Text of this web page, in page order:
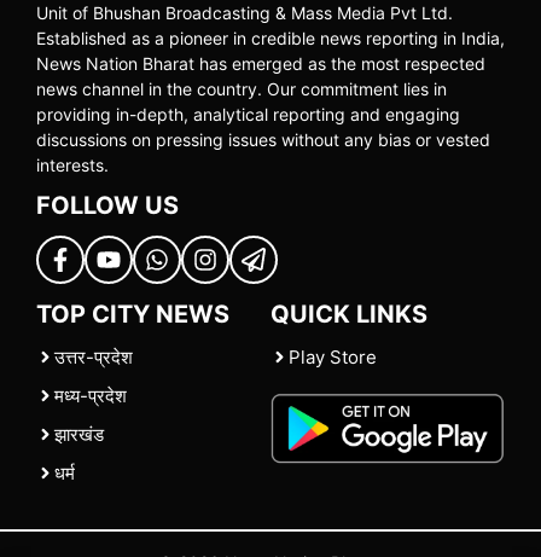
Unit of Bhushan Broadcasting & Mass Media Pvt Ltd.
Established as a pioneer in credible news reporting in India,
News Nation Bharat has emerged as the most respected
news channel in the country. Our commitment lies in
providing in-depth, analytical reporting and engaging
discussions on pressing issues without any bias or vested
interests.
FOLLOW US
TOP CITY NEWS
उत्तर-प्रदेश
मध्य-प्रदेश
झारखंड
धर्म
QUICK LINKS
Play Store